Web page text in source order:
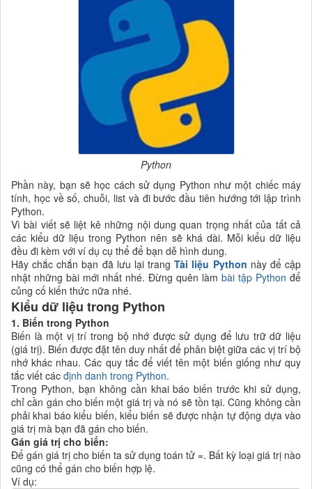
Python
Phần này, bạn sẽ học cách sử dụng Python như một chiếc máy
tính, học về số, chuỗi, list và đi bước đầu tiên hướng tới lập trình
Python.
Vì bài viết sẽ liệt kê những nội dung quan trọng nhất của tất cả
các kiểu dữ liệu trong Python nên sẽ khá dài. Mỗi kiểu dữ liệu
đều đi kèm với ví dụ cụ thể để bạn dễ hình dung.
Hãy chắc chắn bạn đã lưu lại trangTài liệu Python này để cập
nhật những bài mới nhất nhé. Đừng quên làm bài tập Python để
củng cố kiến thức nữa nhé.
Kiểu dữ liệu trong Python
​​​​1. Biến trong Python
Biến là một vị trí trong bộ nhớ được sử dụng để lưu trữ dữ liệu
(giá trị). Biến được đặt tên duy nhất để phân biệt giữa các vị trí bộ
nhớ khác nhau. Các quy tắc để viết tên một biến giống như quy
tắc viết các định danh trong Python.
Trong Python, bạn không cần khai báo biến trước khi sử dụng,
chỉ cần gán cho biến một giá trị và nó sẽ tồn tại. Cũng không cần
phải khai báo kiểu biến, kiểu biến sẽ được nhận tự động dựa vào
giá trị mà bạn đã gán cho biến.
Gán giá trị cho biến:
Để gán giá trị cho biến ta sử dụng toán tử =. Bất kỳ loại giá trị nào
cũng có thể gán cho biến hợp lệ.
Ví dụ: